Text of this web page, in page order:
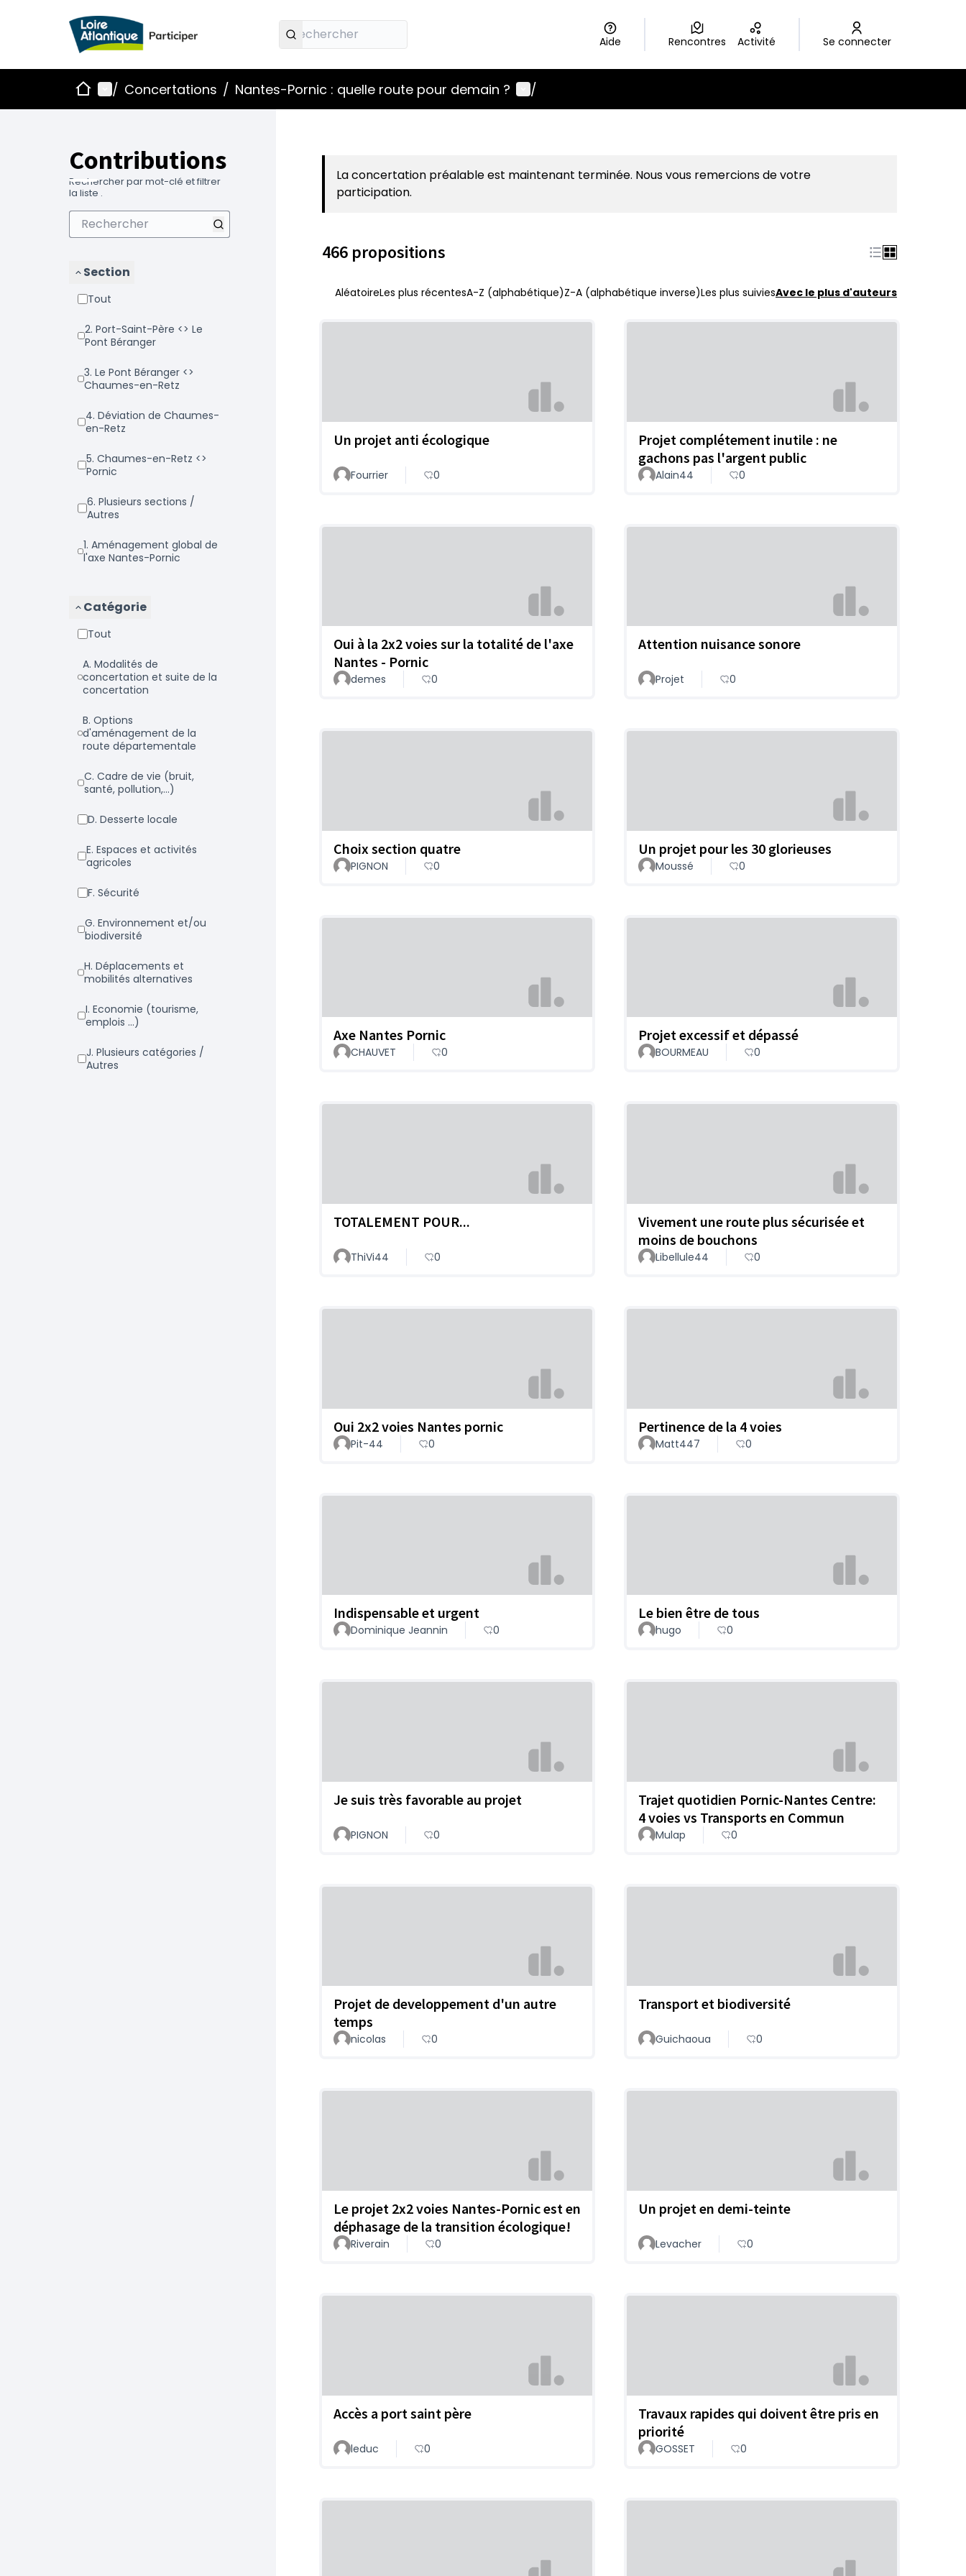
Aide Rencontres Activité Se connecter
AccueilMenu principal
/ Concertations / Nantes-Pornic : quelle route pour demain ? Menu utilisateur
/
Contributions
Rechercher par mot-clé et filtrer
la liste .
Section
Tout
2. Port-Saint-Père <> Le
Pont Béranger
3. Le Pont Béranger <>
Chaumes-en-Retz
4. Déviation de Chaumes-
en-Retz
5. Chaumes-en-Retz <>
Pornic
6. Plusieurs sections /
Autres
1. Aménagement global de
l'axe Nantes-Pornic
Catégorie
Tout
a. Modalités de
concertation et suite de la
concertation
b. Options
d'aménagement de la
route départementale
c. Cadre de vie (bruit,
santé, pollution,...)
d. Desserte locale
e. Espaces et activités
agricoles
f. Sécurité
g. Environnement et/ou
biodiversité
h. Déplacements et
mobilités alternatives
i. Economie (tourisme,
emplois ...)
j. Plusieurs catégories /
Autres
La concertation préalable est maintenant terminée. Nous vous remercions de votre
participation.
466 propositions
AléatoireLes plus récentesA-Z (alphabétique)Z-A (alphabétique inverse)Les plus suiviesAvec le plus d'auteurs
Un projet anti écologique
Fourrier 0
Projet complétement inutile : ne
gachons pas l'argent public
Alain44 0
Oui à la 2x2 voies sur la totalité de l'axe
Nantes - Pornic
demes 0
Attention nuisance sonore
Projet 0
Choix section quatre
PIGNON 0
Un projet pour les 30 glorieuses
Moussé 0
Axe Nantes Pornic
CHAUVET 0
Projet excessif et dépassé
BOURMEAU 0
TOTALEMENT POUR...
ThiVi44 0
Vivement une route plus sécurisée et
moins de bouchons
Libellule44 0
Oui 2x2 voies Nantes pornic
Pit-44 0
Pertinence de la 4 voies
Matt447 0
Indispensable et urgent
Dominique Jeannin 0
Le bien être de tous
hugo 0
Je suis très favorable au projet
PIGNON 0
Trajet quotidien Pornic-Nantes Centre:
4 voies vs Transports en Commun
Mulap 0
Projet de developpement d'un autre
temps
nicolas 0
Transport et biodiversité
Guichaoua 0
Le projet 2x2 voies Nantes-Pornic est en
déphasage de la transition écologique!
Riverain 0
Un projet en demi-teinte
Levacher 0
Accès a port saint père
leduc 0
Travaux rapides qui doivent être pris en
priorité
GOSSET 0